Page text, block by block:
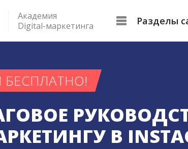
Академия
Digital-маркетинга
Разделы
БЕСПЛАТНО!
В